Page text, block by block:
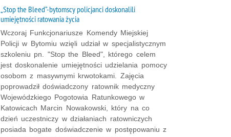
„Stop the Bleed”-bytomscy policjanci doskonalili
umiejętności ratowania życia
Wczoraj Funkcjonariusze Komendy Miejskiej
Policji w Bytomiu wzięli udział w specjalistycznym
szkoleniu pn. "Stop the Bleed", którego celem
jest doskonalenie umiejętności udzielania pomocy
osobom z masywnymi krwotokami. Zajęcia
poprowadził doświadczony ratownik medyczny
Wojewódzkiego Pogotowia Ratunkowego w
Katowicach Marcin Nowakowski, który na co
dzień uczestniczy w działaniach ratowniczych
posiada bogate doświadczenie w postępowaniu z